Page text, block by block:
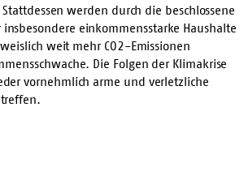
werden durch die beschlossene
einkommensstarke Haushalte
weit mehr CO2-Emissionen
Die Folgen der Klimakrise
vornehmlich arme und verletzliche